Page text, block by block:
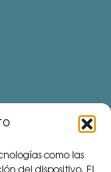
como las